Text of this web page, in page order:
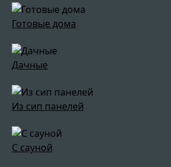
Готовые дома
Дачные
Из сип панелей
С сауной